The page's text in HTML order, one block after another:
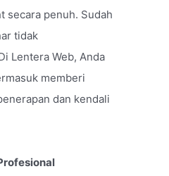
secara penuh. Sudah
tidak
Lentera Web, Anda
memberi
dan kendali